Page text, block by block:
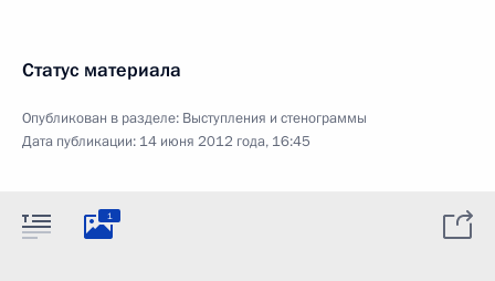
Статус материала
Опубликован в разделе: Выступления и стенограммы
Дата публикации: 14 июня 2012 года, 16:45
1